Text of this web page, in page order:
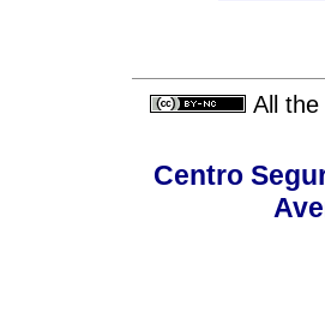
All
Centro